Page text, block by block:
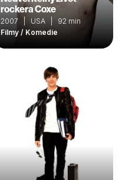
rockera Coxe
2007 | USA | 92 min
Filmy / Komedie